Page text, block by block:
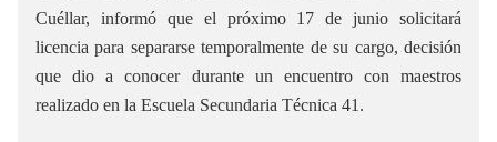
Cuéllar, informó que el próximo 17 de junio solicitará
licencia para separarse temporalmente de su cargo, decisión
que dio a conocer durante un encuentro con maestros
realizado en la Escuela Secundaria Técnica 41.